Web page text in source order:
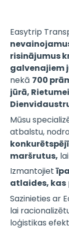
Easytrip
risinājumus
galvenajiem
nekā 700
jūrā,
Mūsu
atbalstu,
maršrutus,
Izmantojiet
atlaides, kas
Sazinieties ar
lai
loģistikas